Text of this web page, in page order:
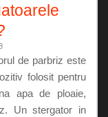
de parbriz este
folosit pentru
apa de ploaie,
Un stergator in